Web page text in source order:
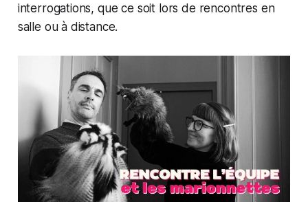
interrogations, que ce soit lors de rencontres en
salle ou à distance.